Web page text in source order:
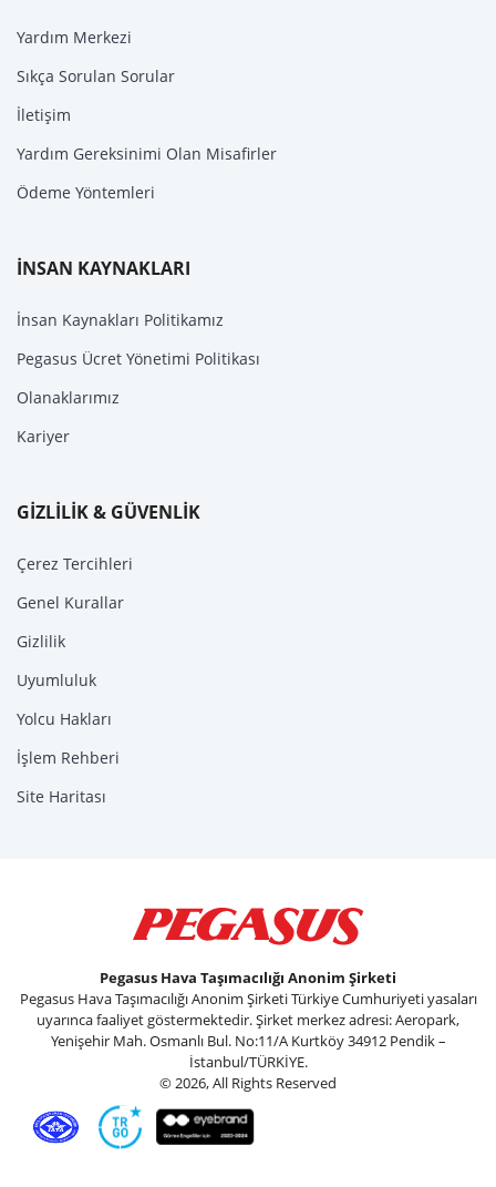
Yardım Merkezi
Sıkça Sorulan Sorular
İletişim
Yardım Gereksinimi Olan Misafirler
Ödeme Yöntemleri
İNSAN KAYNAKLARI
İnsan Kaynakları Politikamız
Pegasus Ücret Yönetimi Politikası
Olanaklarımız
Kariyer
GİZLİLİK & GÜVENLİK
Çerez Tercihleri
Genel Kurallar
Gizlilik
Uyumluluk
Yolcu Hakları
İşlem Rehberi
Site Haritası
Pegasus Hava Taşımacılığı Anonim Şirketi
Pegasus Hava Taşımacılığı Anonim Şirketi Türkiye Cumhuriyeti yasaları
uyarınca faaliyet göstermektedir. Şirket merkez adresi: Aeropark,
Yenişehir Mah. Osmanlı Bul. No:11/A Kurtköy 34912 Pendik –
İstanbul/TÜRKİYE.
© 2026, All Rights Reserved